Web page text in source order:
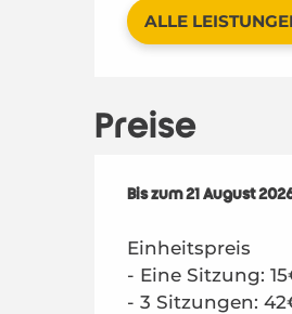
ALLE
Preise
ab6 Juli 2026bis zum
Bis zum21 August
Einheitspreis
- Eine Sitzung:
- 3 Sitzungen: